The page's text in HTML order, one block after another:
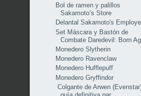
Bol de ramen y palillos
Sakamoto’s Store
Delantal Sakamoto's
Set Máscara y Bastón de
Combate Daredevil: Born
Monedero Slytherin
Monedero Ravenclaw
Monedero Hufflepuff
Monedero Gryffindor
Colgante de Arwen